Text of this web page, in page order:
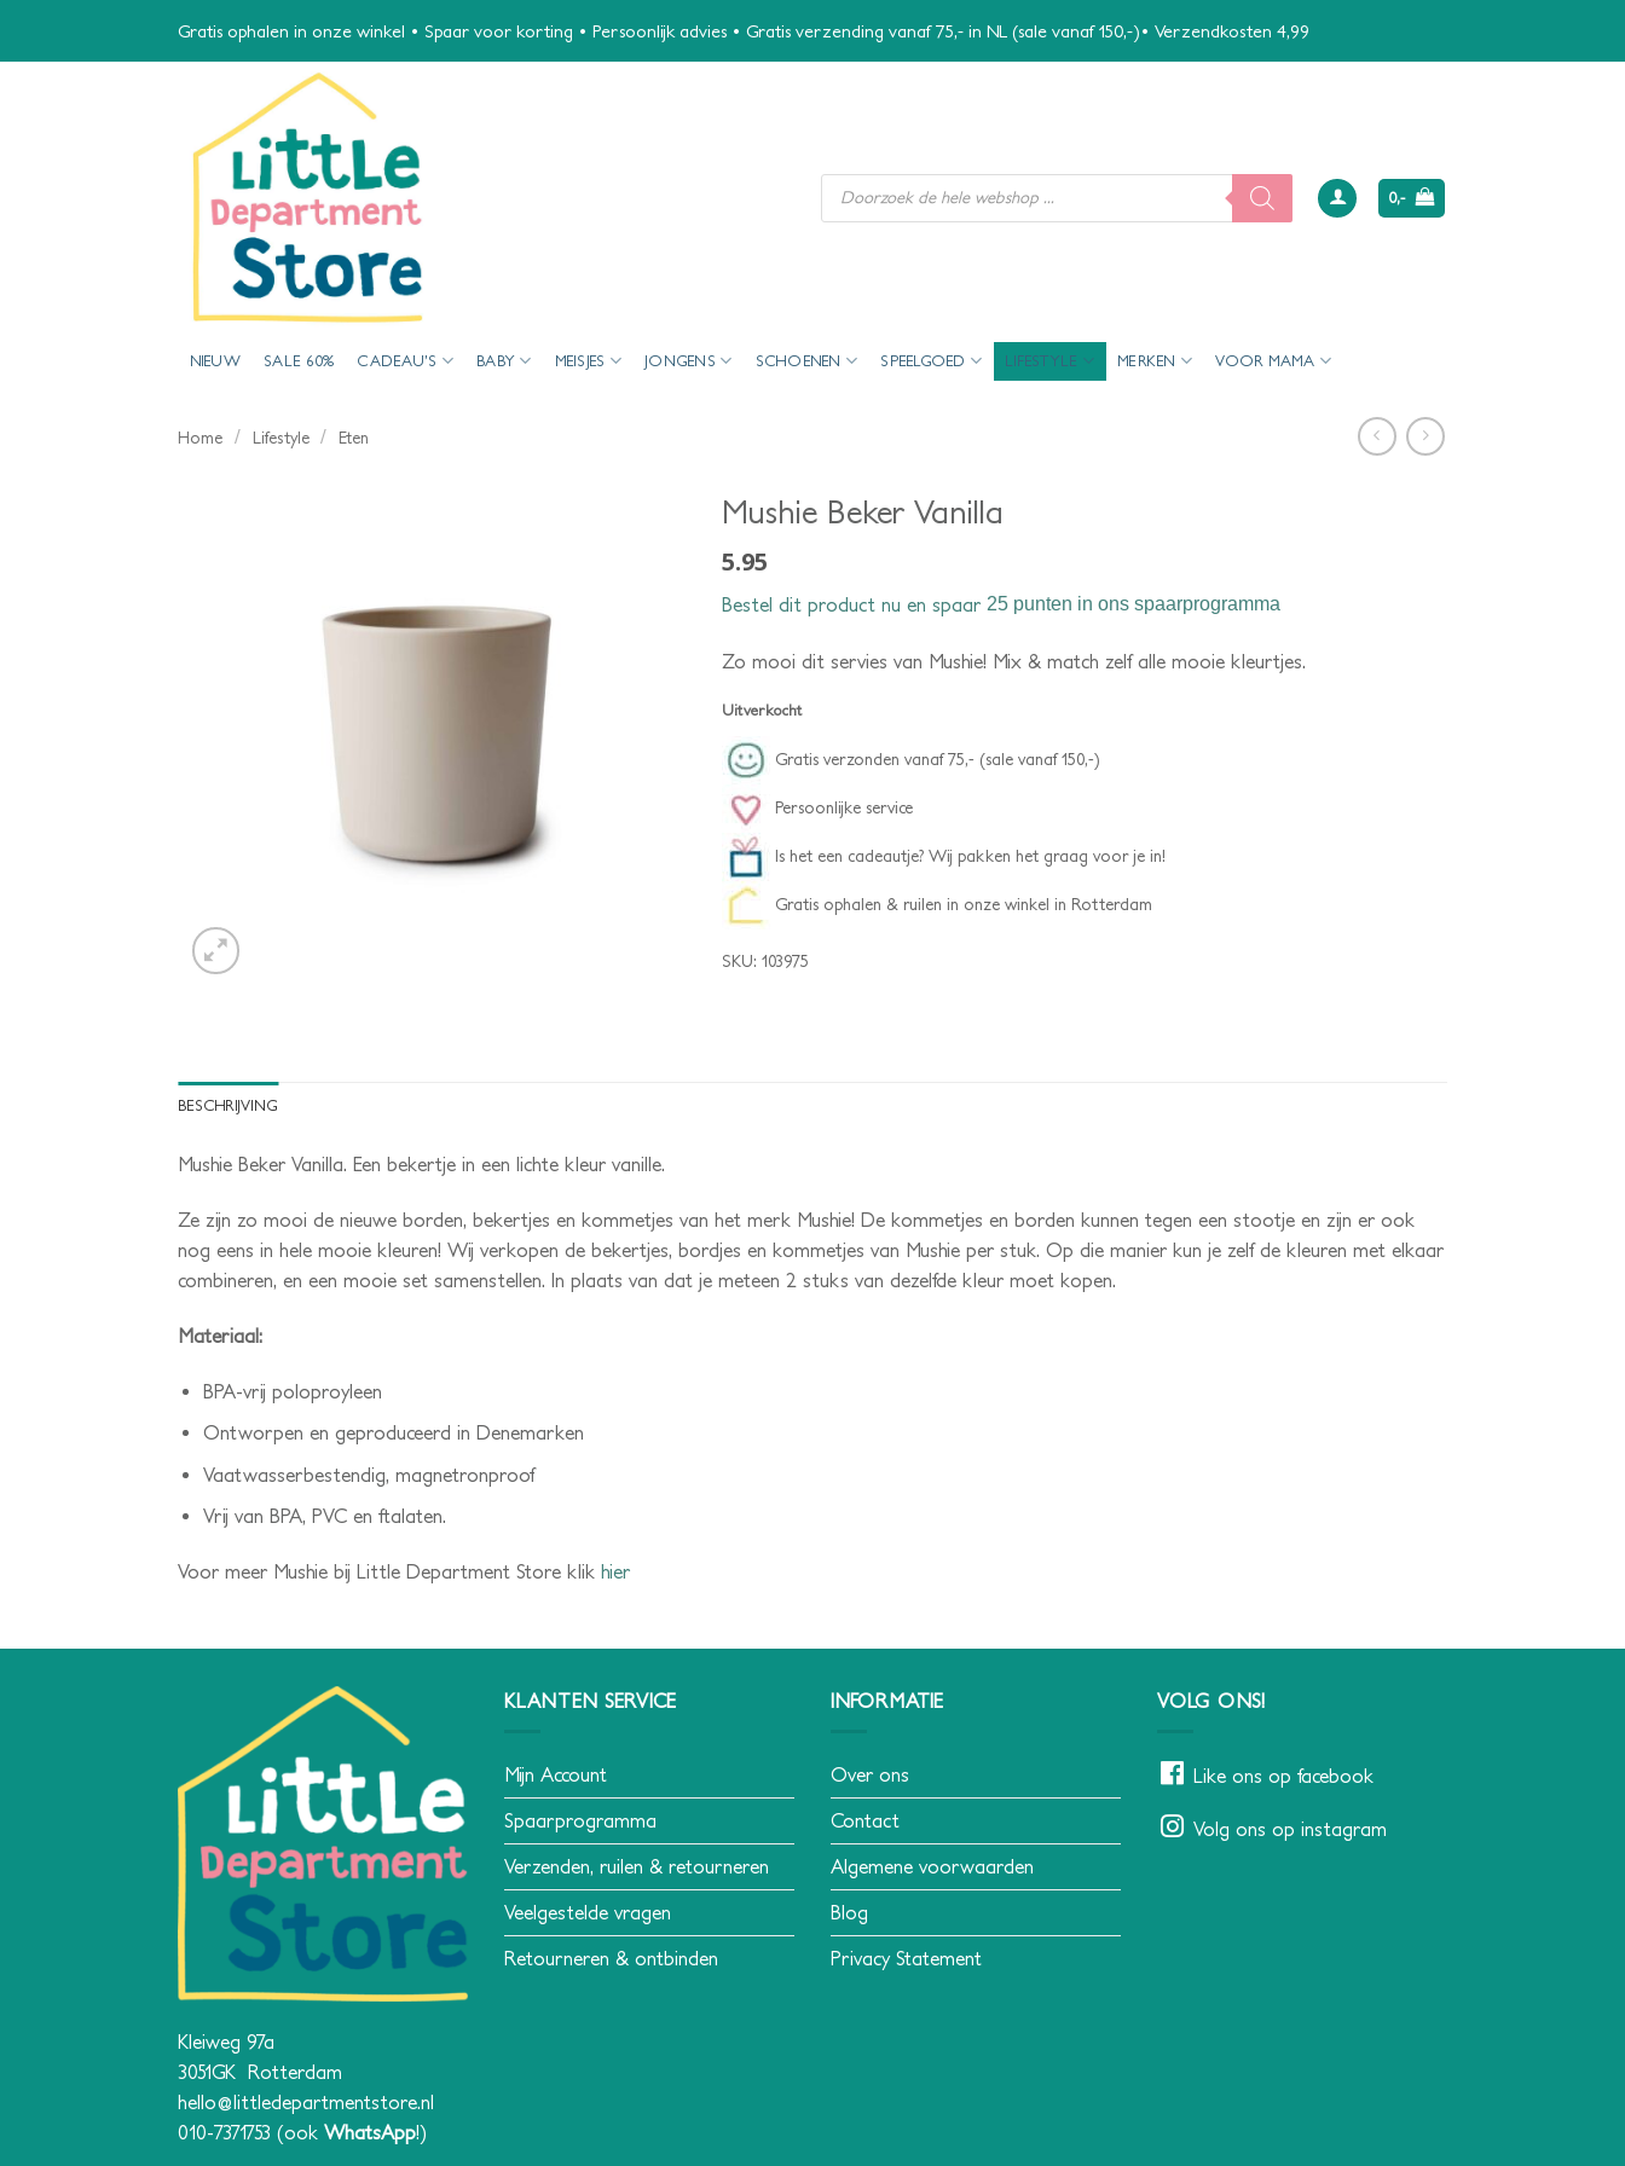
Gratis ophalen in onze winkel • Spaar voor korting • Persoonlijk advies • Gratis verzending vanaf 75,- in NL (sale vanaf 150,-)• Verzendkosten 4,99
Producten
zoeken
0,-
NIEUW SALE 60% CADEAU’S BABY MEISJES JONGENS SCHOENEN SPEELGOED LIFESTYLE MERKEN VOOR MAMA
Home / Lifestyle / Eten
Mushie Beker Vanilla
5.95
Bestel dit product nu en spaar 25 punten in ons spaarprogramma
Zo mooi dit servies van Mushie! Mix & match zelf alle mooie kleurtjes.
Uitverkocht
Gratis verzonden vanaf 75,- (sale vanaf 150,-)
Persoonlijke service
Is het een cadeautje? Wij pakken het graag voor je in!
Gratis ophalen & ruilen in onze winkel in Rotterdam
SKU: 103975
BESCHRIJVING
Mushie Beker Vanilla. Een bekertje in een lichte kleur vanille.
Ze zijn zo mooi de nieuwe borden, bekertjes en kommetjes van het merk Mushie! De kommetjes en borden kunnen tegen een stootje en zijn er ook
nog eens in hele mooie kleuren! Wij verkopen de bekertjes, bordjes en kommetjes van Mushie per stuk. Op die manier kun je zelf de kleuren met elkaar
combineren, en een mooie set samenstellen. In plaats van dat je meteen 2 stuks van dezelfde kleur moet kopen.
Materiaal:
BPA-vrij poloproyleen
Ontworpen en geproduceerd in Denemarken
Vaatwasserbestendig, magnetronproof
Vrij van BPA, PVC en ftalaten.
Voor meer Mushie bij Little Department Store klik hier
Kleiweg 97a
3051GK Rotterdam
hello@littledepartmentstore.nl
010-7371753 (ook WhatsApp!)
KLANTEN SERVICE
Mijn Account
Spaarprogramma
Verzenden, ruilen & retourneren
Veelgestelde vragen
Retourneren & ontbinden
INFORMATIE
Over ons
Contact
Algemene voorwaarden
Blog
Privacy Statement
VOLG ONS!
Like ons op facebook
Volg ons op instagram